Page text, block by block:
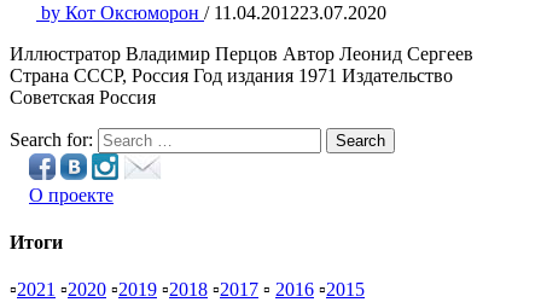
by Кот Оксюморон / 11.04.201223.07.2020
Иллюстратор Владимир Перцов Автор Леонид Сергеев
Страна СССР, Россия Год издания 1971 Издательство
Советская Россия
Search for: Search
О проекте
Итоги
▫2021 ▫2020 ▫2019 ▫2018 ▫2017 ▫ 2016 ▫2015